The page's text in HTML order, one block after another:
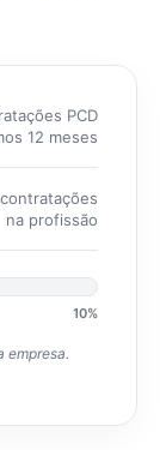
PCD
12 meses
na profissão
10%
empresa.